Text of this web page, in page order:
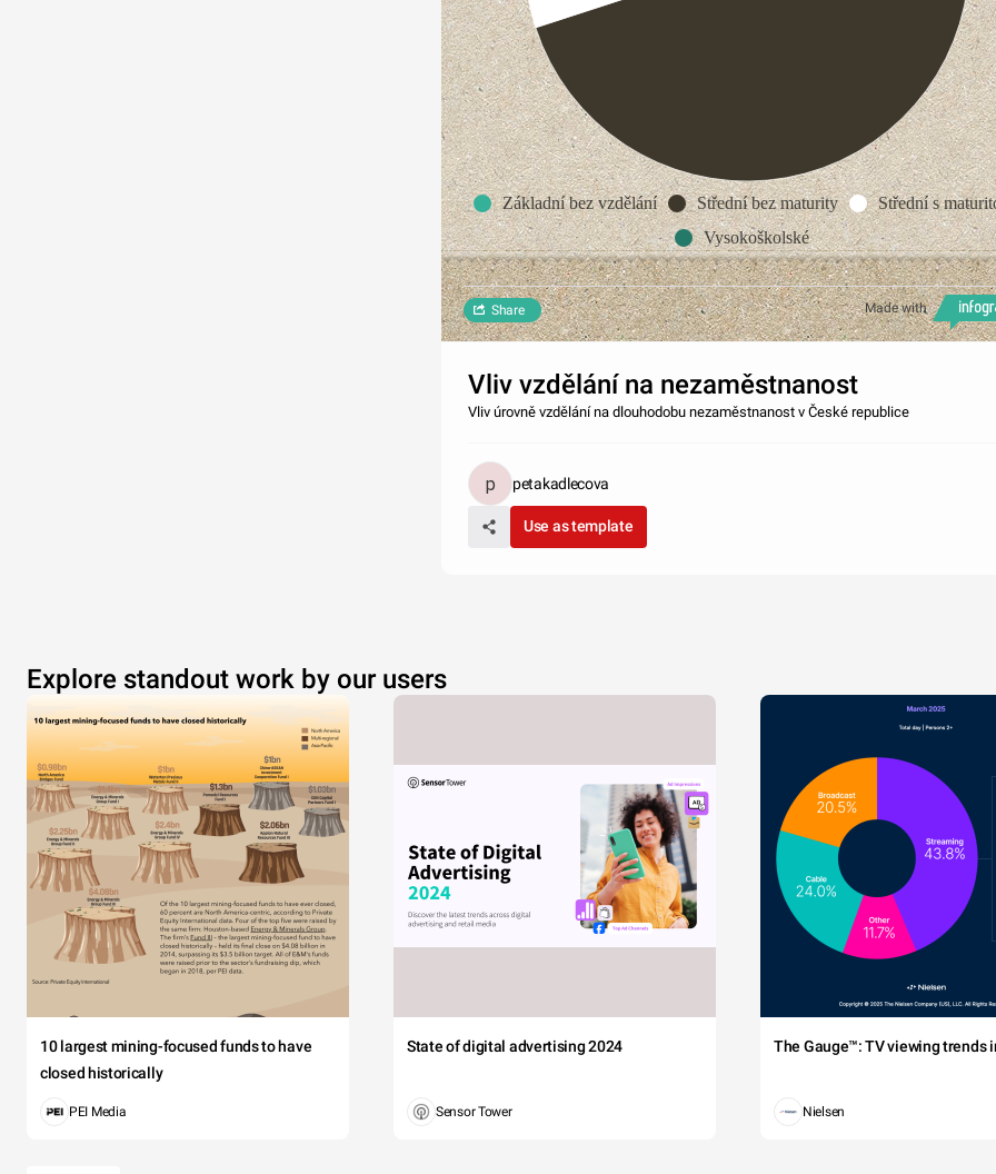
Základní bez vzdělání Střední bez maturity
Střední s
Vysokoškolské
Made with
Share
Vliv vzdělání na nezaměstnanost
Vliv úrovně vzdělání na dlouhodobu nezaměstnanost v České republice
petakadlecova
Use as template
Explore standout work by our users
10 largest mining-focused funds to have
closed historically
PEI Media
State of digital advertising 2024
Sensor Tower
The Gauge™: TV viewing trends
Nielsen